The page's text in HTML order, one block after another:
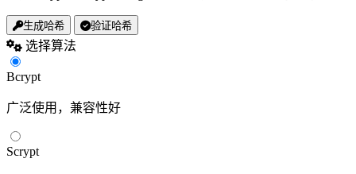
生成哈希 验证哈希
选择算法
Bcrypt
广泛使用，兼容性好
Scrypt